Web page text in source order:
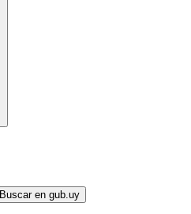
Buscar en gub.uy